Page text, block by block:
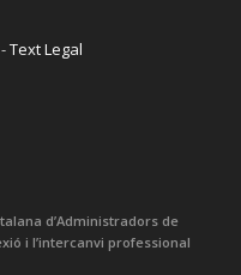
Text Legal
d’Administradors de
i l’intercanvi professional